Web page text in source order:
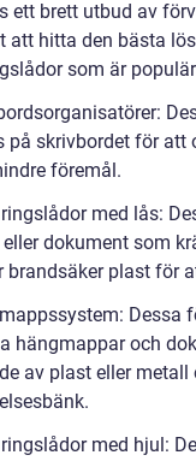
ett brett utbud av
att hitta den bästa
som är
på skrivbordet för att
föremål.
med lås:
dokument som
brandsäker plast för
Dessa
hängmappar och
av plast eller metall
med hjul: